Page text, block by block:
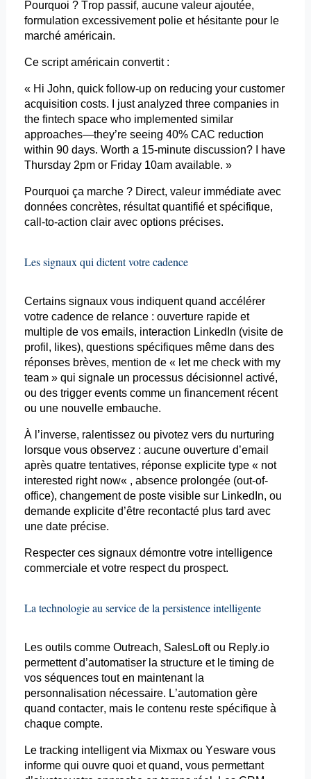
Pourquoi ? Trop passif, aucune valeur ajoutée,
formulation excessivement polie et hésitante pour le
marché américain.
Ce script américain convertit :
« Hi John, quick follow-up on reducing your customer
acquisition costs. I just analyzed three companiesin
the fintech space who implemented similar
approaches—they’reseeing 40% CAC reduction
within 90 days. Worth a 15-minute discussion?I have
Thursday 2pm or Friday 10am available. »
Pourquoi ça marche ? Direct, valeur immédiate avec
données concrètes, résultat quantifié et spécifique,
call-to-action clair avec options précises.
Les signaux qui dictent votre cadence
Certains signaux vous indiquent quand accélérer
votre cadence de relance : ouverture rapide et
multiple de vos emails, interaction LinkedIn (visite de
profil, likes), questions spécifiques même dans des
réponses brèves, mention de « let me check with my
team »qui signale un processus décisionnel activé,
ou des trigger eventscomme un financement récent
ou une nouvelle embauche.
À l’inverse, ralentissez ou pivotez vers du nurturing
lorsque vous observez : aucune ouverture d’email
après quatre tentatives, réponse explicite type « not
interested right now« , absence prolongée (out-of-
office), changement de poste visible sur LinkedIn, ou
demande explicite d’être recontacté plus tard avec
une date précise.
Respecter ces signaux démontre votre intelligence
commerciale et votre respect du prospect.
La technologie au service de lapersistenceintelligente
Les outils comme Outreach, SalesLoftou Reply.io
permettent d’automatiser la structure et le timing de
vos séquences tout en maintenant la
personnalisation nécessaire. L’automation gère
quand contacter, mais le contenu reste spécifique à
chaque compte.
Le tracking intelligent via Mixmaxou Yeswarevous
informe qui ouvre quoi et quand, vous permettant